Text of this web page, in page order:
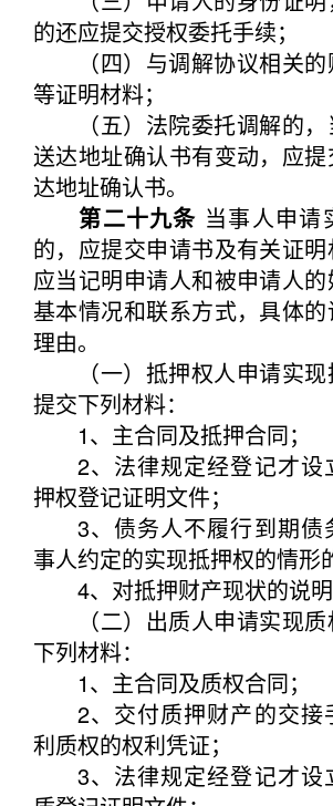
的还应提交授权委托手续；
（四）与调解协议相关的
等证明材料；
（五）法院委托调解的，
送达地址确认书有变动，应
达地址确认书。
第二十九条 当事人申请
的，应提交申请书及有关证
应当记明申请人和被申请人
基本情况和联系方式，具体
理由。
（一）抵押权人申请实现
提交下列材料：
1、主合同及抵押合同；
2、法律规定经登记才设
押权登记证明文件；
3、债务人不履行到期债
事人约定的实现抵押权的情形
4、对抵押财产现状的说明
（二）出质人申请实现质
下列材料：
1、主合同及质权合同；
2、交付质押财产的交接
利质权的权利凭证；
3、法律规定经登记才设